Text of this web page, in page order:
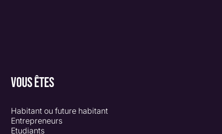
VOUS ÊTES
Habitant ou future habitant
Entrepreneurs
Etudiants